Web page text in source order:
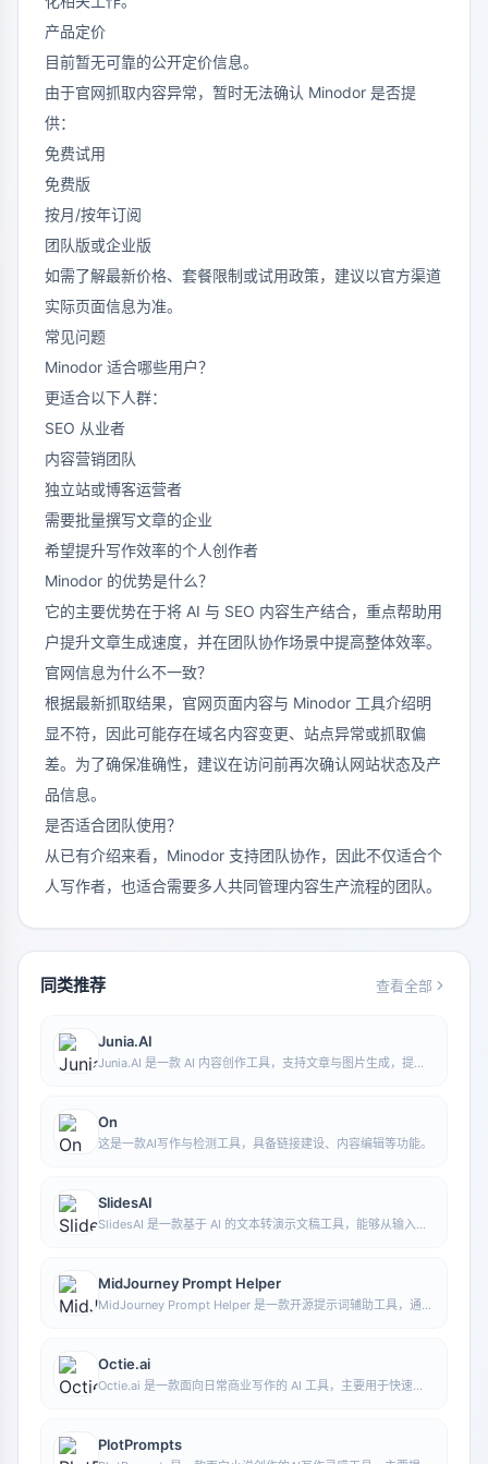
产品定价
目前暂无可靠的公开定价信息。
由于官网抓取内容异常，暂时无法确认 Minodor 是否提
供：
免费试用
免费版
按月/按年订阅
团队版或企业版
如需了解最新价格、套餐限制或试用政策，建议以官方渠道
实际页面信息为准。
常见问题
Minodor 适合哪些用户？
更适合以下人群：
SEO 从业者
内容营销团队
独立站或博客运营者
需要批量撰写文章的企业
希望提升写作效率的个人创作者
Minodor 的优势是什么？
它的主要优势在于将 AI 与 SEO 内容生产结合，重点帮助用
户提升文章生成速度，并在团队协作场景中提高整体效率。
官网信息为什么不一致？
根据最新抓取结果，官网页面内容与 Minodor 工具介绍明
显不符，因此可能存在域名内容变更、站点异常或抓取偏
差。为了确保准确性，建议在访问前再次确认网站状态及产
品信息。
是否适合团队使用？
从已有介绍来看，Minodor 支持团队协作，因此不仅适合个
人写作者，也适合需要多人共同管理内容生产流程的团队。
同类推荐 查看全部
Junia.AI
Junia.AI 是一款 AI 内容创作工具，支持文章与图片生成，提供
On
这是一款AI写作与检测工具，具备链接建设、内容编辑等功能。
SlidesAI
SlidesAI 是一款基于 AI 的文本转演示文稿工具，能够从输入文
MidJourney Prompt Helper
MidJourney Prompt Helper 是一款开源提示词辅助工具，通过
Octie.ai
Octie.ai 是一款面向日常商业写作的 AI 工具，主要用于快速生
PlotPrompts